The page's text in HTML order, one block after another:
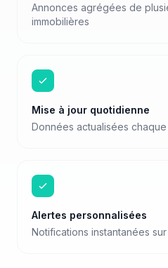
Annonces agrégées de
immobilières
Mise à jour quotidienne
Données actualisées
Alertes personnalisées
Notifications instantanées